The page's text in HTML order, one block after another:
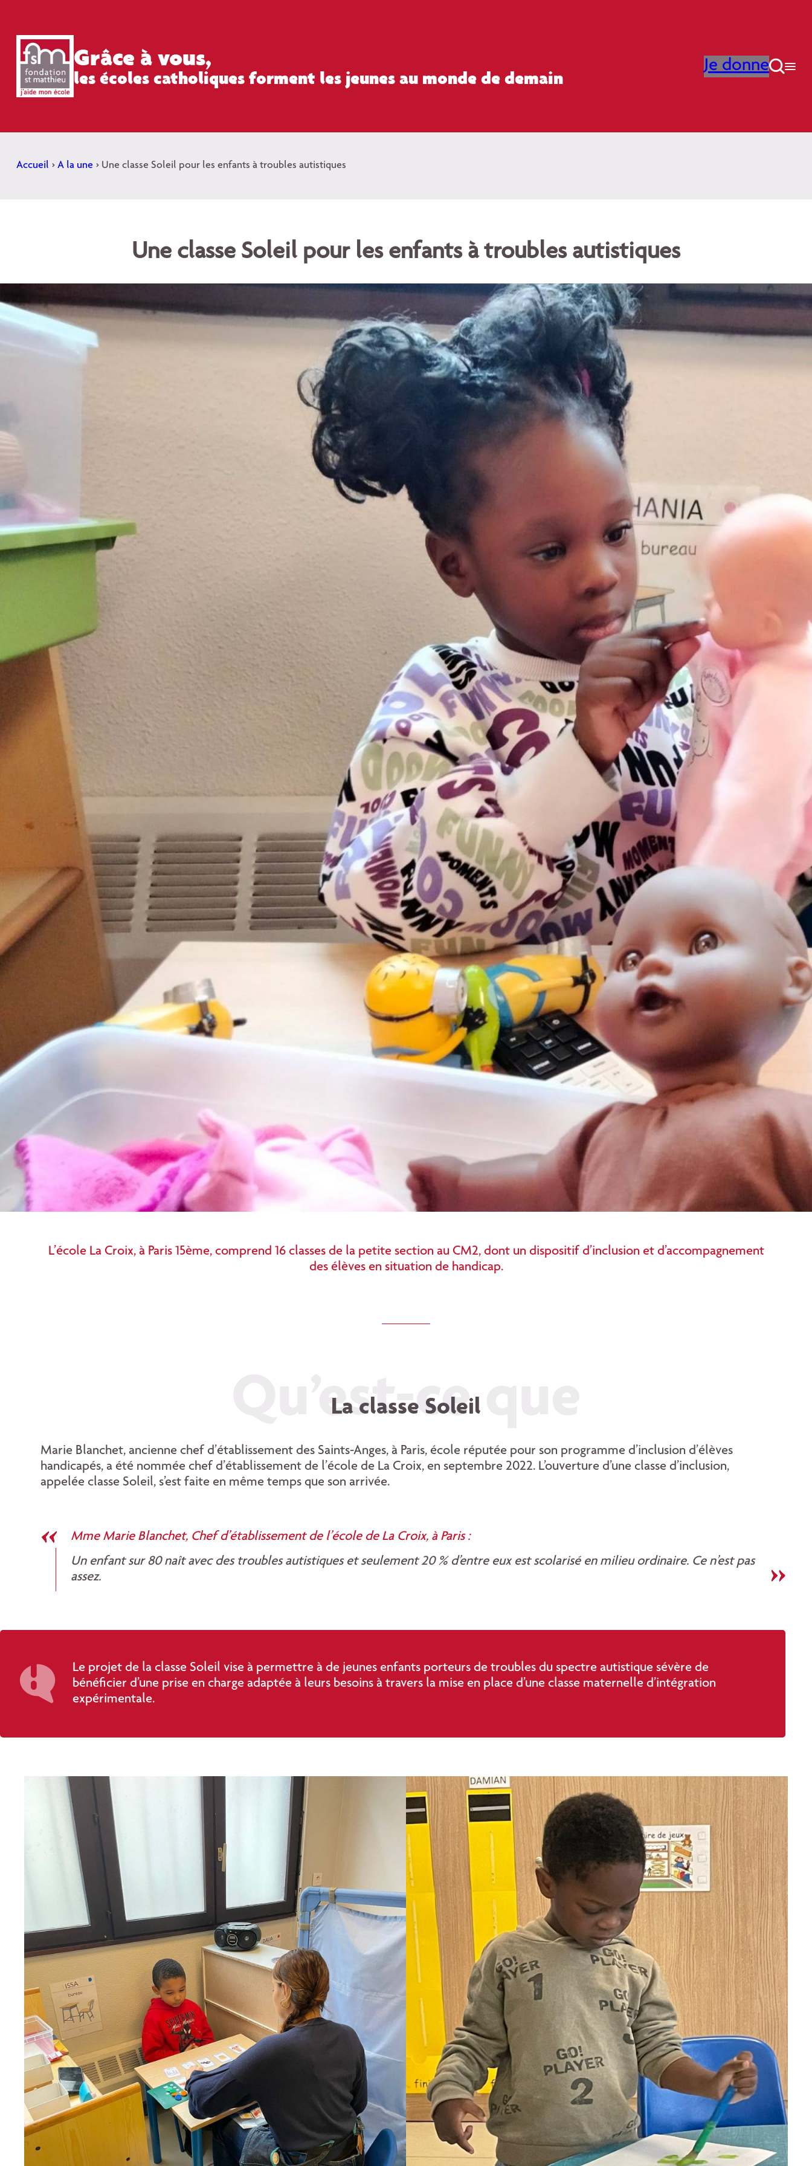
contenu
Grâce à vous,
les écoles catholiques forment les jeunes au monde de demain
Je donne
Accueil > A la une > Une classe Soleil pour les enfants à troubles autistiques
Une classe Soleil pour les enfants à troubles autistiques
L’école La Croix, à Paris 15ème, comprend 16 classes de la petite section au CM2, dont un dispositif d’inclusion et d’accompagnement
des élèves en situation de handicap.
Qu’est-ce que
La classe Soleil
Marie Blanchet, ancienne chef d’établissement des Saints-Anges, à Paris, école réputée pour son programme d’inclusion d’élèves
handicapés, a été nommée chef d’établissement de l’école de La Croix, en septembre 2022. L’ouverture d’une classe d’inclusion,
appelée classe Soleil, s’est faite en même temps que son arrivée.
Un enfant sur 80 naît avec des troubles autistiques et seulement 20 % d’entre eux est scolarisé en milieu ordinaire. Ce n’est pas
assez.
Mme Marie Blanchet, Chef d’établissement de l’école de La Croix, à Paris :
Le projet de la classe Soleil vise à permettre à de jeunes enfants porteurs de troubles du spectre autistique sévère de
bénéficier d’une prise en charge adaptée à leurs besoins à travers la mise en place d’une classe maternelle d’intégration
expérimentale.